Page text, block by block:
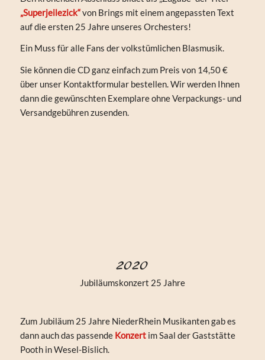
„Superjeilezick“von Brings mit einem angepassten Text
auf die ersten 25 Jahre unseres Orchesters!
Ein Muss für alle Fans der volkstümlichen Blasmusik.
Sie können die CD ganz einfach zum Preis von 14,50 €
über unser Kontaktformular bestellen. Wir werden Ihnen
dann die gewünschten Exemplare ohne Verpackungs- und
Versandgebühren zusenden.
2020
Jubiläumskonzert 25 Jahre
Zum Jubiläum 25 Jahre NiederRhein Musikanten gab es
dann auch das passende Konzertim Saal der Gaststätte
Pooth in Wesel-Bislich.